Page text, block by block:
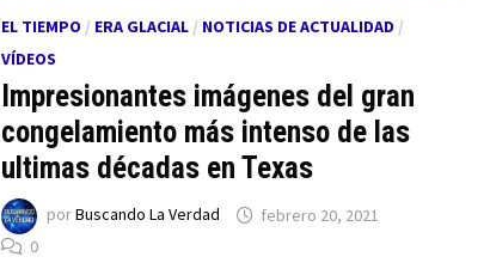
EL TIEMPO / ERA GLACIAL / NOTICIAS DE ACTUALIDAD /
VÍDEOS
Impresionantes imágenes del gran
congelamiento más intenso de las
ultimas décadas en Texas
porBuscando La Verdad
febrero 20, 2021
0